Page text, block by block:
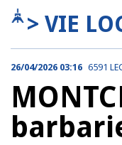
> VIE
26/04/2026 03:16 6591